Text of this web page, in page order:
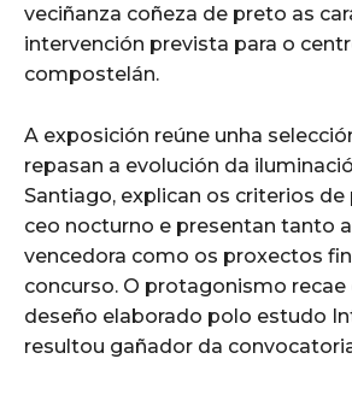
veciñanza coñeza de preto as
intervención prevista para o
compostelán.
A exposición reúne unha
repasan a evolución da
Santiago, explican os criterios
ceo nocturno e presentan tanto
vencedora como os proxectos
concurso. O protagonismo recae
deseño elaborado polo estudo
resultou gañador da